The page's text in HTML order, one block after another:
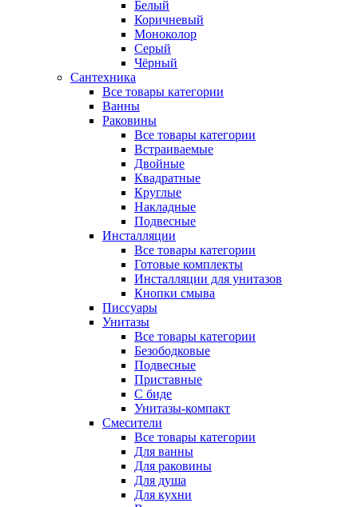
Белый
Коричневый
Моноколор
Серый
Чёрный
Сантехника
Все товары категории
Ванны
Раковины
Все товары категории
Встраиваемые
Двойные
Квадратные
Круглые
Накладные
Подвесные
Инсталляции
Все товары категории
Готовые комплекты
Инсталляции для унитазов
Кнопки смыва
Писсуары
Унитазы
Все товары категории
Безободковые
Подвесные
Приставные
С биде
Унитазы-компакт
Смесители
Все товары категории
Для ванны
Для раковины
Для душа
Для кухни